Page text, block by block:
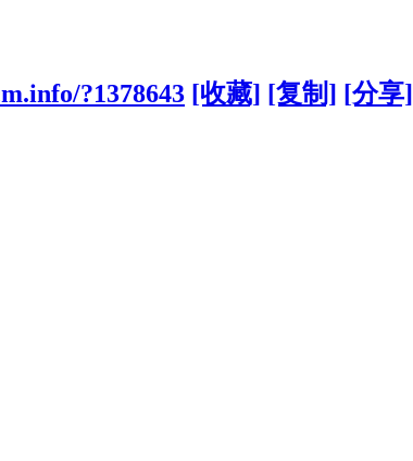
?1378643 [收藏] [复制] [分享]